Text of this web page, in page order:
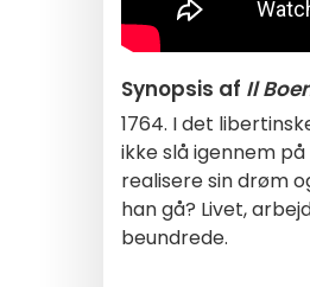
Synopsis af Il
1764. I det
ikke slå igennem
realisere sin drøm
han gå? Livet,
beundrede.